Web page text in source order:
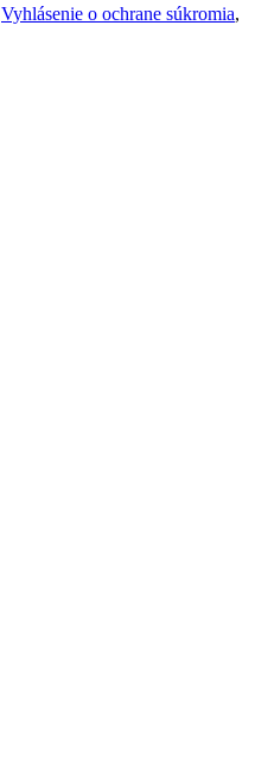
Vyhlásenie o ochrane súkromia,